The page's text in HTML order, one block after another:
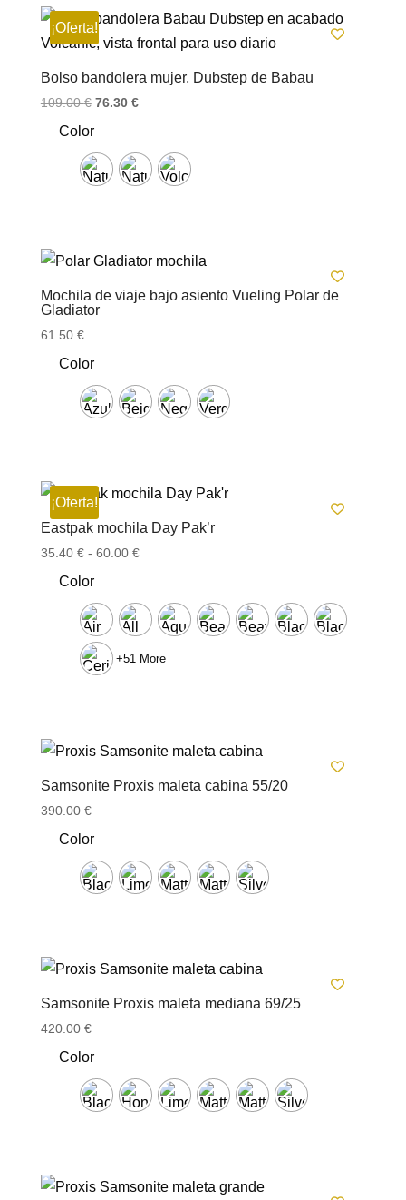
¡Oferta!
Bolso bandolera mujer, Dubstep de Babau
109.00€ El
era:
109.00 €.
76.30 €El
es:
76.30 €.
Color
Mochila de viaje bajo asiento Vueling Polar de
Gladiator
61.50 €
Color
¡Oferta!
Eastpak mochila Day Pak’r
35.40 € - 60.00 €Rango
desde
35.40 €
hasta
Color
+51 More
Samsonite Proxis maleta cabina 55/20
390.00 €
Color
Samsonite Proxis maleta mediana 69/25
420.00 €
Color